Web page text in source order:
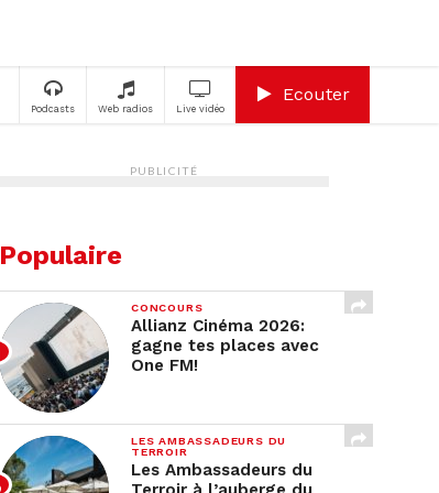
Podcasts Web radios Live vidéo
Ecouter
PUBLICITÉ
Populaire
CONCOURS
Allianz Cinéma 2026:
gagne tes places avec
One FM!
LES AMBASSADEURS DU
TERROIR
Les Ambassadeurs du